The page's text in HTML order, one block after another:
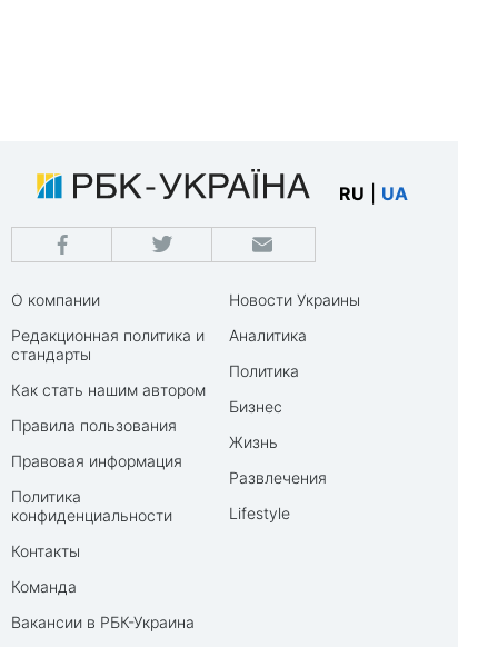
RU UA
О компании
Редакционная политика и
стандарты
Как стать нашим автором
Правила пользования
Правовая информация
Политика
конфиденциальности
Контакты
Команда
Вакансии в РБК-Украина
Новости Украины
Аналитика
Политика
Бизнес
Жизнь
Развлечения
Lifestyle